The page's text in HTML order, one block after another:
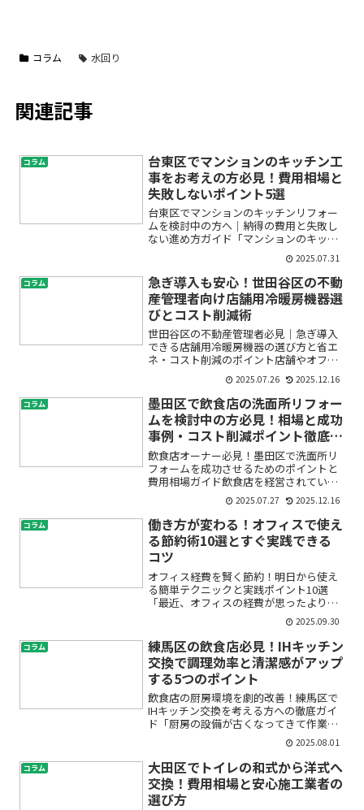
コラム 水回り
関連記事
コラム
台東区でマンションのキッチン工
事をお考えの方必見！費用相場と
失敗しないポイント5選
台東区でマンションのキッチンリフォー
ムを検討中の方へ｜納得の費用と失敗し
ない進め方ガイド「マンションのキッチ
ンをもっと使いやすくしたい」「古くな
ってきたキッチンをリフォームしたいけ
ど、費用が心配…」「台東区で信頼でき
る業者を選ぶにはどうした...
2025.07.31
コラム
急ぎ導入も安心！世田谷区の不動
産管理者向け店舗用冷暖房機器選
びとコスト削減術
世田谷区の不動産管理者必見｜急ぎ導入
できる店舗用冷暖房機器の選び方と省エ
ネ・コスト削減のポイント店舗やオフィ
スの空調設備は、快適なビジネス環境の
維持に欠かせません。しかし、「急ぎで
新たな冷暖房機器を導入しなくてはなら
ない」「どの機種を選べば...
2025.07.26 2025.12.16
コラム
墨田区で飲食店の洗面所リフォー
ムを検討中の方必見！相場と成功
事例・コスト削減ポイント徹底解
説
飲食店オーナー必見！墨田区で洗面所リ
フォームを成功させるためのポイントと
費用相場ガイド飲食店を経営されている
皆さま、「お店の洗面所、そろそろリフ
ォームしたいな…」「清潔感が大切なの
は分かるけど、どんな設備が必要？費用
の目安は？」「改装って何...
2025.07.27 2025.12.16
コラム
働き方が変わる！オフィスで使え
る節約術10選とすぐ実践できる
コツ
オフィス経費を賢く節約！明日から使え
る簡単テクニックと実践ポイント10選
「最近、オフィスの経費が思ったよりか
さんで不安…」「会社のコストをもう少
し抑えたいけど、何から手を付ければい
いの？」このようなお悩みをお持ちの方
は少なくありません。業績...
2025.09.30
コラム
練馬区の飲食店必見！IHキッチン
交換で調理効率と清潔感がアップ
する5つのポイント
飲食店の厨房環境を劇的改善！練馬区で
IHキッチン交換を考える方への徹底ガイ
ド「厨房の設備が古くなってきて作業効
率が悪い」「ガスコンロの掃除が大変」
「もっと清潔で安全な調理環境を整えた
い」——そんな悩みを抱えていません
か？飲食店の経営者や責任...
2025.08.01
コラム
大田区でトイレの和式から洋式へ
交換！費用相場と安心施工業者の
選び方